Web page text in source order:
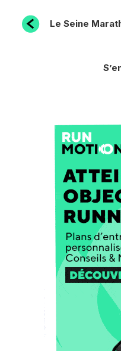
NAVIGATION
Article
précédent
Le Seine